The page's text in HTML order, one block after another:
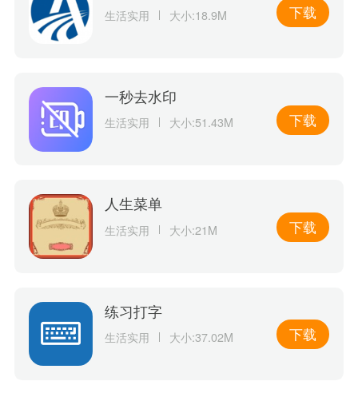
生活实用 大小:18.9M 下载
一秒去水印
生活实用 大小:51.43M 下载
人生菜单
生活实用 大小:21M 下载
练习打字
生活实用 大小:37.02M 下载